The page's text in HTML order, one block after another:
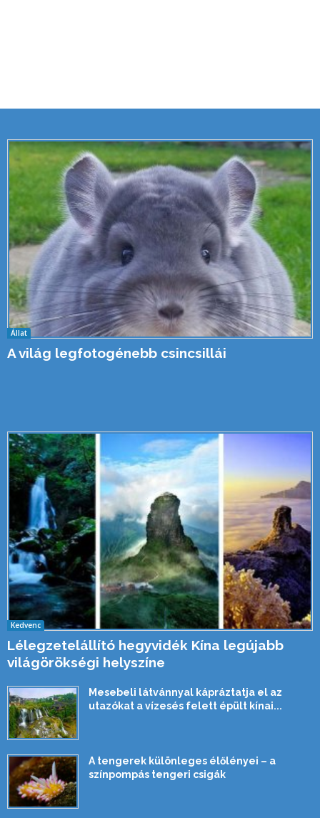
Állat
A világ legfotogénebb csincsillái
Kedvenc
Lélegzetelállító hegyvidék Kína legújabb
világörökségi helyszíne
Mesebeli látvánnyal kápráztatja el az
utazókat a vízesés felett épült kínai...
A tengerek különleges élőlényei – a
színpompás tengeri csigák